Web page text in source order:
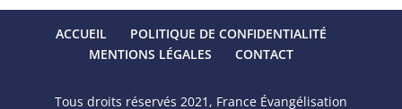
ACCUEIL
POLITIQUE DE CONFIDENTIALITÉ
MENTIONS LÉGALES
CONTACT
Tous droits réservés 2021, France Évangélisation